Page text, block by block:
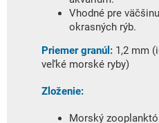
Vhodné pre
okrasných rýb.
Priemer granúl: 1,2 mm
veľké morské ryby)
Zloženie:
Morský